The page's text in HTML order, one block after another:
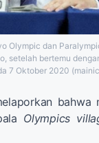
Olympic dan
setelah bertemu
7 Oktober 2020
Olympics